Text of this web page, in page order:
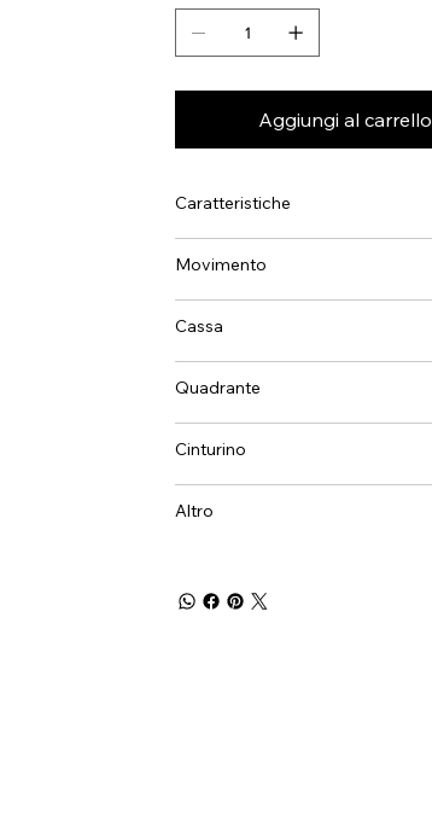
Aggiungi al carrello
Caratteristiche
Movimento
Cassa
Quadrante
Cinturino
Altro